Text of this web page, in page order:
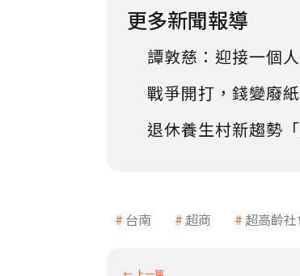
更多新聞報導
譚敦慈：迎接一個
戰爭開打，錢變廢
退休養生村新趨勢
台南 超商 超高齡